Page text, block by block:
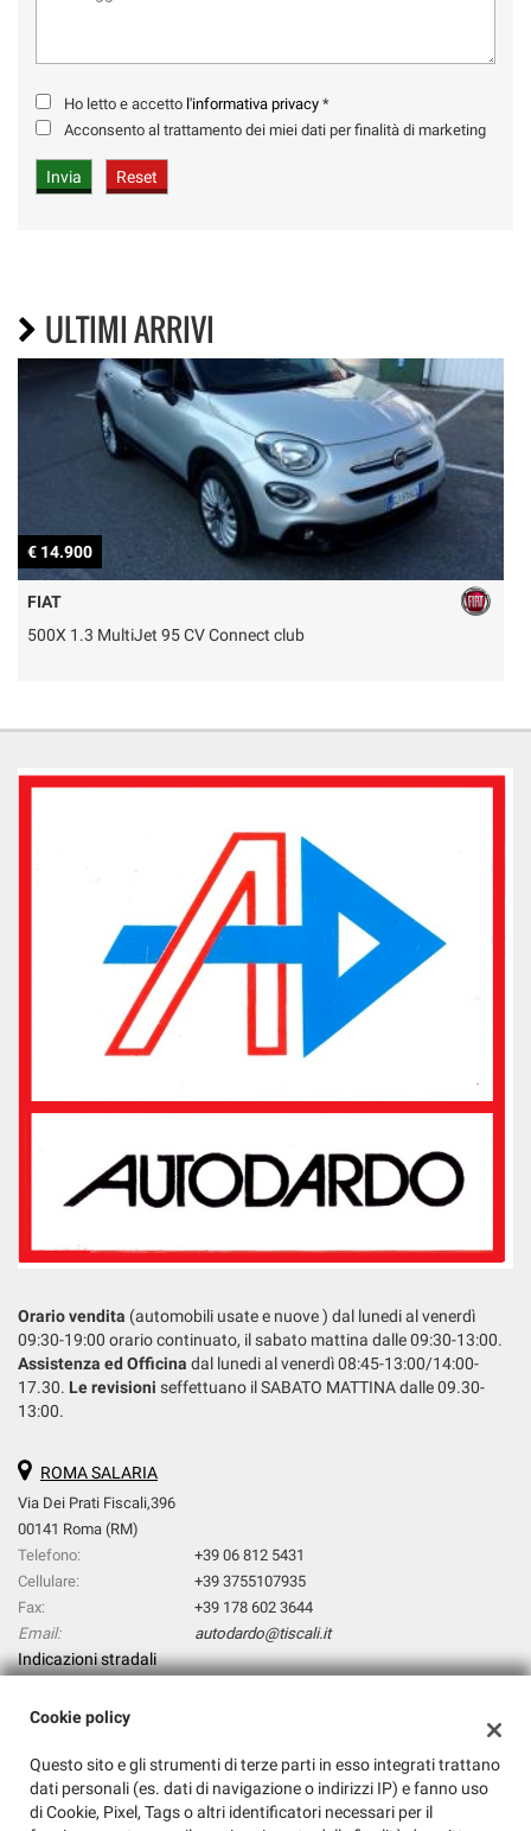
Ho letto e accetto l'informativa privacy *
Acconsento al trattamento dei miei dati per finalità di marketing
ULTIMI ARRIVI
€ 14.900
FIAT
500X 1.3 MultiJet 95 CV Connect club
Orario vendita (automobili usate e nuove ) dal lunedi al venerdì
09:30-19:00 orario continuato, il sabato mattina dalle 09:30-13:00.
Assistenza ed Officina dal lunedi al venerdì 08:45-13:00/14:00-
17.30. Le revisioni seffettuano il SABATO MATTINA dalle 09.30-
13:00.
ROMA SALARIA
Via Dei Prati Fiscali,396
00141 Roma (RM)
Telefono:
+39 06 812 5431
Cellulare:
+39 3755107935
Fax:
+39 178 602 3644
Email:
autodardo@tiscali.it
Indicazioni stradali
AUTODARDO SRL
Via Dei Prati Fiscali,396, Roma (RM)
C.F/P.IVA:14768931009
Cookie policy
Questo sito e gli strumenti di terze parti in esso integrati trattano
dati personali (es. dati di navigazione o indirizzi IP) e fanno uso
di Cookie, Pixel, Tags o altri identificatori necessari per il